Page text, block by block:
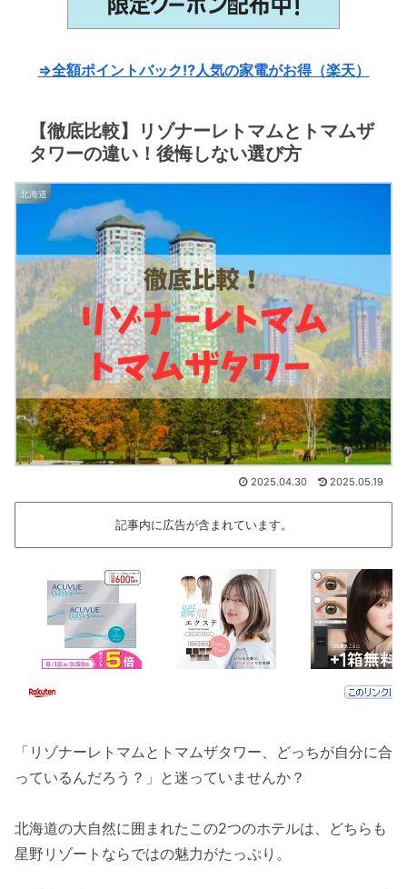
⇒全額ポイントバック⁉人気の家電がお得（楽天）
【徹底比較】リゾナーレトマムとトマムザ
タワーの違い！後悔しない選び方
北海道
2025.04.30 2025.05.19
記事内に広告が含まれています。
「リゾナーレトマムとトマムザタワー、どっちが自分に合
っているんだろう？」と迷っていませんか？
北海道の大自然に囲まれたこの2つのホテルは、どちらも
星野リゾートならではの魅力がたっぷり。